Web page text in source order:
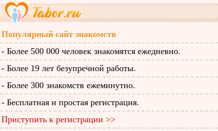
Популярный сайт знакомств
- Более 500 000 человек знакомятся ежедневно.
- Более 19 лет безупречной работы.
- Более 300 знакомств ежеминутно.
- Бесплатная и простая регистрация.
Приступить к регистрации >>